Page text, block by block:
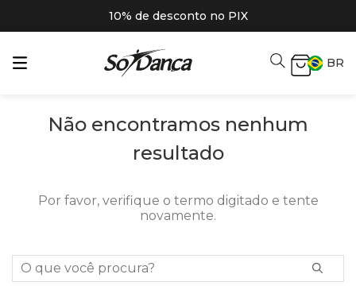
10% de desconto no PIX
BR
Não encontramos nenhum
resultado
Por favor, verifique o termo digitado e tente
novamente.
O que você procura?